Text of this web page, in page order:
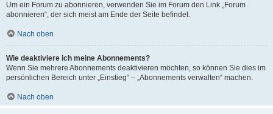
Um ein Forum zu abonnieren, verwenden Sie im Forum den Link „Forum
abonnieren“, der sich meist am Ende der Seite befindet.
Nach oben
Wie deaktiviere ich meine Abonnements?
Wenn Sie mehrere Abonnements deaktivieren möchten, so können Sie dies im
persönlichen Bereich unter „Einstieg“ – „Abonnements verwalten“ machen.
Nach oben